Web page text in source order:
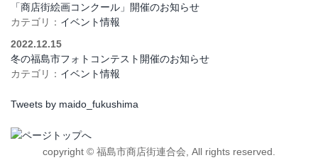
「商店街絵画コンクール」開催のお知らせ
カテゴリ： イベント情報
2022.12.15
冬の福島市フォトコンテスト開催のお知らせ
カテゴリ： イベント情報
Tweets by maido_fukushima
copyright © 福島市商店街連合会, All rights reserved.